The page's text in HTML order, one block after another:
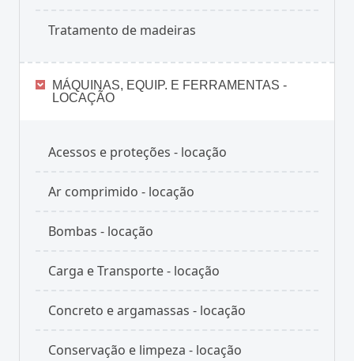
Tratamento de madeiras
MÁQUINAS, EQUIP. E FERRAMENTAS -
LOCAÇÃO
Acessos e proteções - locação
Ar comprimido - locação
Bombas - locação
Carga e Transporte - locação
Concreto e argamassas - locação
Conservação e limpeza - locação